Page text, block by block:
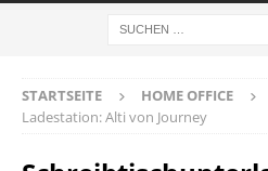
STARTSEITE HOME OFFICE
Ladestation: Alti von Journey